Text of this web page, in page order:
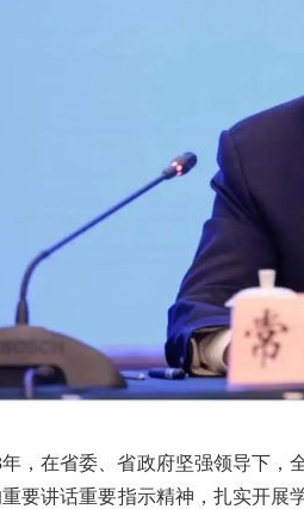
在省委、省政府坚强领导下，
要讲话重要指示精神，扎实开